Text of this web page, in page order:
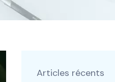
Articles récents